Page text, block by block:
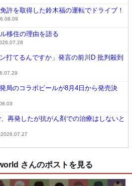
許を取得した鈴木福の運転でドライブ！
移住の理由を語る
打てるんですか」発言の前川D 批判殺到
局のコラボビールが8月4日から発売決
再発したが抗がん剤での治療はしないと
2026.07.27
さんのポストを見る